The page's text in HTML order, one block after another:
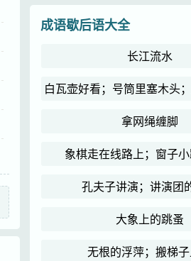
成语歇后语大全
长江流水
白瓦壶好看；号筒里塞木头
拿网绳缠脚
象棋走在线路上；窗子
孔夫子讲演；讲演团
大象上的跳蚤
无根的浮萍；搬梯